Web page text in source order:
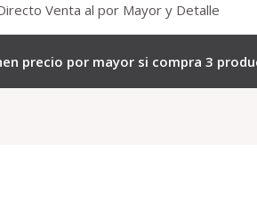
Venta al por Mayor y Detalle
precio por mayor si compra 3